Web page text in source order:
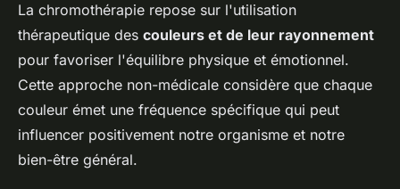
La chromothérapie repose sur l'utilisation
thérapeutique des couleurs et de leur rayonnement
pour favoriser l'équilibre physique et émotionnel.
Cette approche non-médicale considère que chaque
couleur émet une fréquence spécifique qui peut
influencer positivement notre organisme et notre
bien-être général.